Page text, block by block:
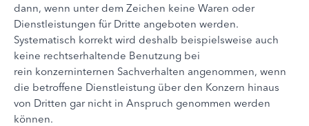
dann, wenn unter dem Zeichen keine Waren oder
Dienstleistungen für Dritte angeboten werden.
Systematisch korrekt wird deshalb beispielsweise auch
keine rechtserhaltende Benutzung bei
rein konzerninternen Sachverhalten angenommen, wenn
die betroffene Dienstleistung über den Konzern hinaus
von Dritten gar nicht in Anspruch genommen werden
können.